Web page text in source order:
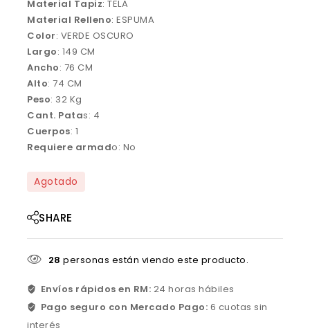
Material Tapiz: TELA
Material Relleno: ESPUMA
Color: VERDE OSCURO
Largo: 149 CM
Ancho: 76 CM
Alto: 74 CM
Peso: 32 Kg
Cant. Patas: 4
Cuerpos: 1
Requiere armado: No
Agotado
SHARE
28 personas están viendo este producto.
Envíos rápidos en RM: 24 horas hábiles
Pago seguro con Mercado Pago: 6 cuotas sin
interés